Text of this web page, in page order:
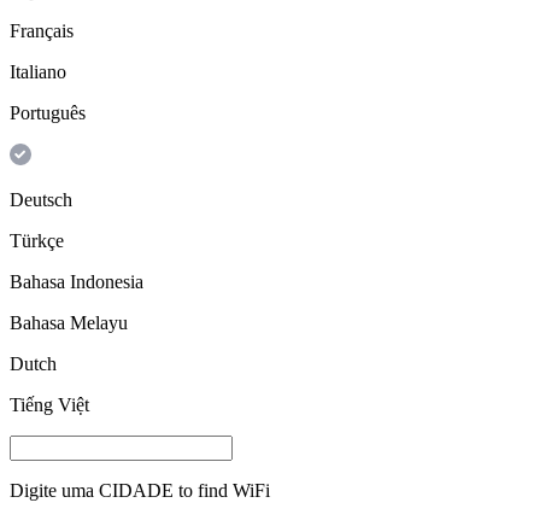
Français
Italiano
Português
Deutsch
Türkçe
Bahasa Indonesia
Bahasa Melayu
Dutch
Tiếng Việt
Digite uma CIDADE to find WiFi